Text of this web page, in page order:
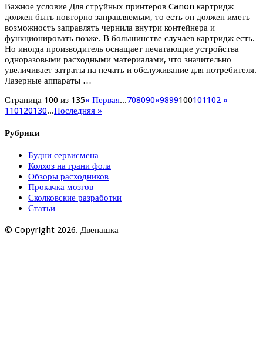
Важное условие Для струйных принтеров Canon картридж
должен быть повторно заправляемым, то есть он должен иметь
возможность заправлять чернила внутри контейнера и
функционировать позже. В большинстве случаев картридж есть.
Но иногда производитель оснащает печатающие устройства
одноразовыми расходными материалами, что значительно
увеличивает затраты на печать и обслуживание для потребителя.
Лазерные аппараты …
Страница 100 из 135« Первая...708090«9899100101102 »
110120130...Последняя »
Рубрики
Будни сервисмена
Колхоз на грани фола
Обзоры расходников
Прокачка мозгов
Сколковские разработки
Статьи
© Copyright 2026. Двенашка